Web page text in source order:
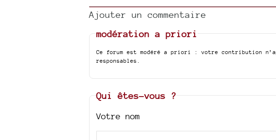
Ajouter un commentaire
modération a priori
Ce forum est modéré a priori : votre contribution
responsables.
Qui êtes-vous ?
Votre nom